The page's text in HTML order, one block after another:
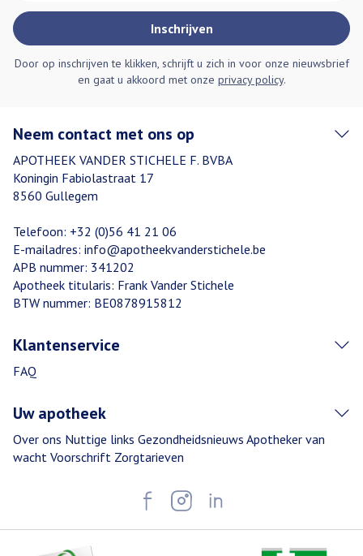
Inschrijven
Door op inschrijven te klikken, schrijft u zich in voor onze nieuwsbrief
en gaat u akkoord met onze privacy policy.
Neem contact met ons op
APOTHEEK VANDER STICHELE F. BVBA
Koningin Fabiolastraat 17
8560 Gullegem
Telefoon: +32 (0)56 41 21 06
E-mailadres: info@apotheekvanderstichele.be
APB nummer: 341202
Apotheek titularis: Frank Vander Stichele
BTW nummer: BE0878915812
Klantenservice
FAQ
Uw apotheek
Over ons Nuttige links Gezondheidsnieuws Apotheker van
wacht Voorschrift Zorgtarieven